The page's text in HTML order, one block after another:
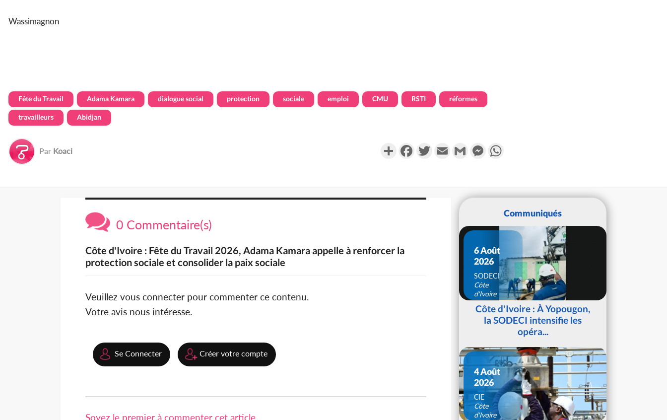
Wassimagnon
Fête du Travail Adama Kamara dialogue social protection sociale emploi CMU RSTI réformes
travailleurs Abidjan
Par Koaci PartagerFacebookTwitterEmail Gmail Messenger
0 Commentaire(s)
Côte d'Ivoire : Fête du Travail 2026, Adama Kamara appelle à renforcer la
protection sociale et consolider la paix sociale
Veuillez vous connecter pour commenter ce contenu.
Votre avis nous intéresse.
Se Connecter Créer votre compte
Soyez le premier à commenter cet article
Communiqués
6 Août
2026
SODECI
Côte
d'Ivoire
Côte d'Ivoire : À Yopougon,
la SODECI intensifie les
opéra...
4 Août
2026
CIE
Côte
d'Ivoire